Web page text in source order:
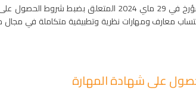
يتنزل هذا الدليل في إطار تفعيل الفصل الرابع من قرار وزير التشغيل
معارف ومهارات نظرية وتطبيقية متكاملة في
على شهادة المهارة